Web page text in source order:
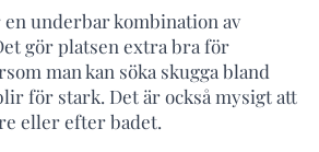
en underbar kombination av
gör platsen extra bra för
man kan söka skugga bland
för stark. Det är också mysigt att
eller efter badet.